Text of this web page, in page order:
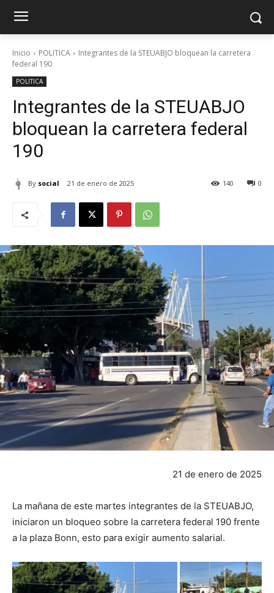
Inicio POLITICA
Integrantes de la STEUABJO bloquean la carretera
federal 190
POLITICA
Integrantes de la STEUABJO
bloquean la carretera federal
190
By social 21 de enero de 2025 0
140
21 de enero de 2025
La mañana de este martes integrantes de la STEUABJO,
iniciaron un bloqueo sobre la carretera federal 190 frente
a la plaza Bonn, esto para exigir aumento salarial.